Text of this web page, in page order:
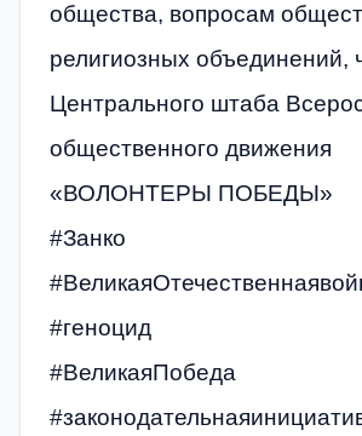
общества, вопросам
религиозных объединений,
Центрального штаба
общественного движения
«ВОЛОНТЕРЫ ПОБЕДЫ»
#Занко
#геноцид
#ВеликаяПобеда